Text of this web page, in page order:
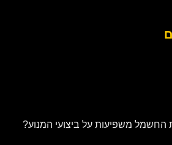
החשמל משפיעות על ביצועי המנוע?